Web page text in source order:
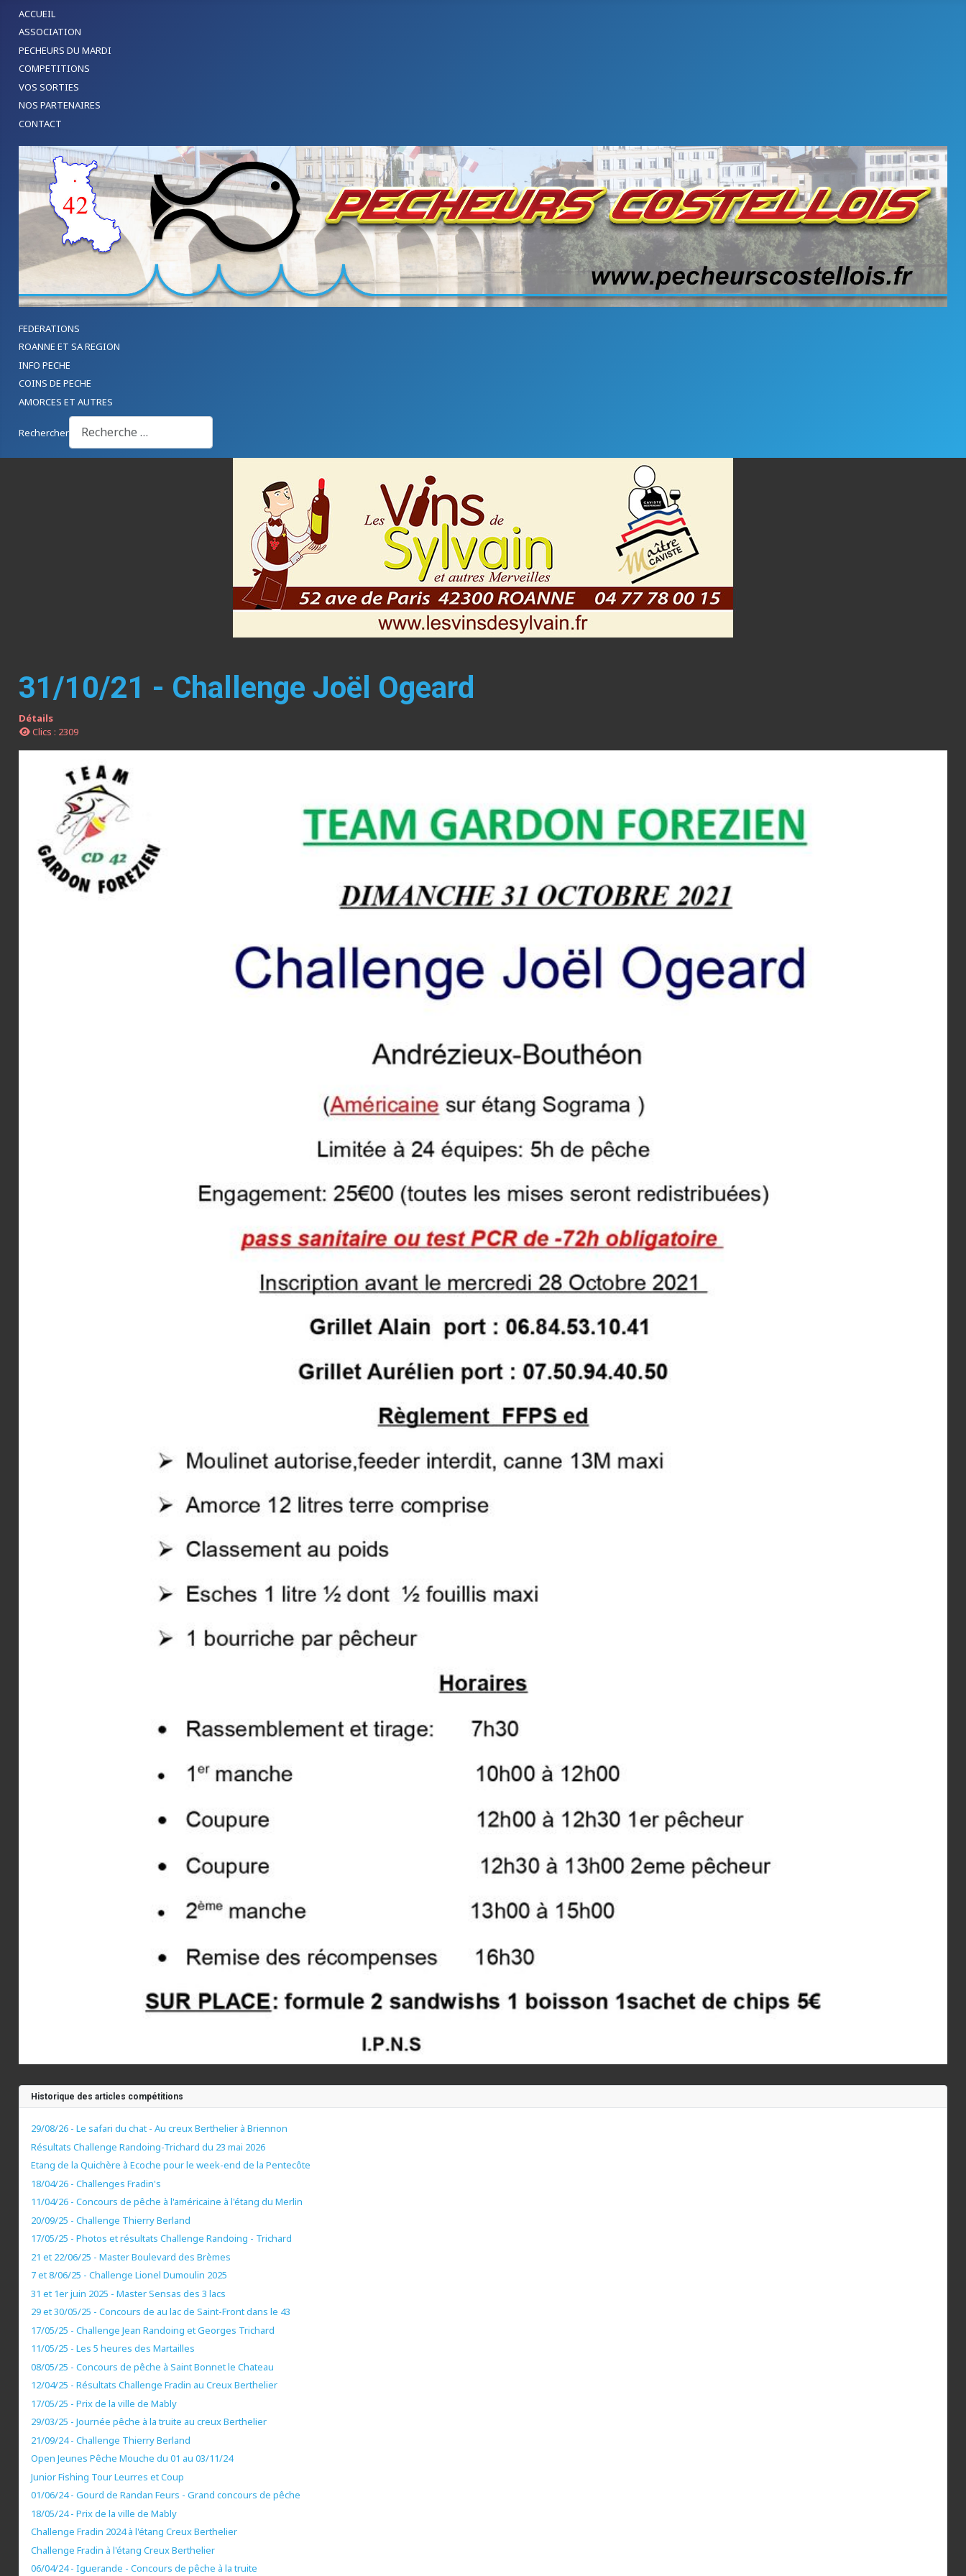
ACCUEIL
ASSOCIATION
PECHEURS DU MARDI
COMPETITIONS
VOS SORTIES
NOS PARTENAIRES
CONTACT
FEDERATIONS
ROANNE ET SA REGION
INFO PECHE
COINS DE PECHE
AMORCES ET AUTRES
Rechercher
31/10/21 - Challenge Joël Ogeard
Détails
Clics : 2309
Historique des articles compétitions
29/08/26 - Le safari du chat - Au creux Berthelier à Briennon
Résultats Challenge Randoing-Trichard du 23 mai 2026
Etang de la Quichère à Ecoche pour le week-end de la Pentecôte
18/04/26 - Challenges Fradin's
11/04/26 - Concours de pêche à l'américaine à l'étang du Merlin
20/09/25 - Challenge Thierry Berland
17/05/25 - Photos et résultats Challenge Randoing - Trichard
21 et 22/06/25 - Master Boulevard des Brèmes
7 et 8/06/25 - Challenge Lionel Dumoulin 2025
31 et 1er juin 2025 - Master Sensas des 3 lacs
29 et 30/05/25 - Concours de au lac de Saint-Front dans le 43
17/05/25 - Challenge Jean Randoing et Georges Trichard
11/05/25 - Les 5 heures des Martailles
08/05/25 - Concours de pêche à Saint Bonnet le Chateau
12/04/25 - Résultats Challenge Fradin au Creux Berthelier
17/05/25 - Prix de la ville de Mably
29/03/25 - Journée pêche à la truite au creux Berthelier
21/09/24 - Challenge Thierry Berland
Open Jeunes Pêche Mouche du 01 au 03/11/24
Junior Fishing Tour Leurres et Coup
01/06/24 - Gourd de Randan Feurs - Grand concours de pêche
18/05/24 - Prix de la ville de Mably
Challenge Fradin 2024 à l'étang Creux Berthelier
Challenge Fradin à l'étang Creux Berthelier
06/04/24 - Iguerande - Concours de pêche à la truite